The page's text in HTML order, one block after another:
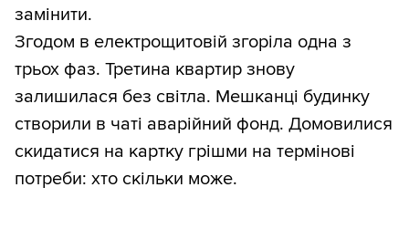
замінити.
Згодом в електрощитовій згоріла одна з
трьох фаз. Третина квартир знову
залишилася без світла. Мешканці будинку
створили в чаті аварійний фонд. Домовилися
скидатися на картку грішми на термінові
потреби: хто скільки може.